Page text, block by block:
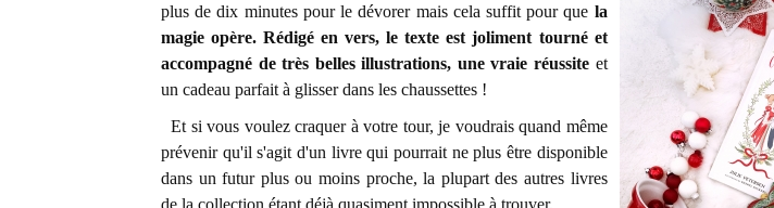
plus de dix minutes pour le dévorer mais cela suffit pour que la
magie opère. Rédigé en vers, le texte est joliment tourné et
accompagné de très belles illustrations, une vraie réussite et
un cadeau parfait à glisser dans les chaussettes !
Et si vous voulez craquer à votre tour, je voudrais quand même
prévenir qu'il s'agit d'un livre qui pourrait ne plus être disponible
dans un futur plus ou moins proche, la plupart des autres livres
de la collection étant déjà quasiment impossible à trouver.